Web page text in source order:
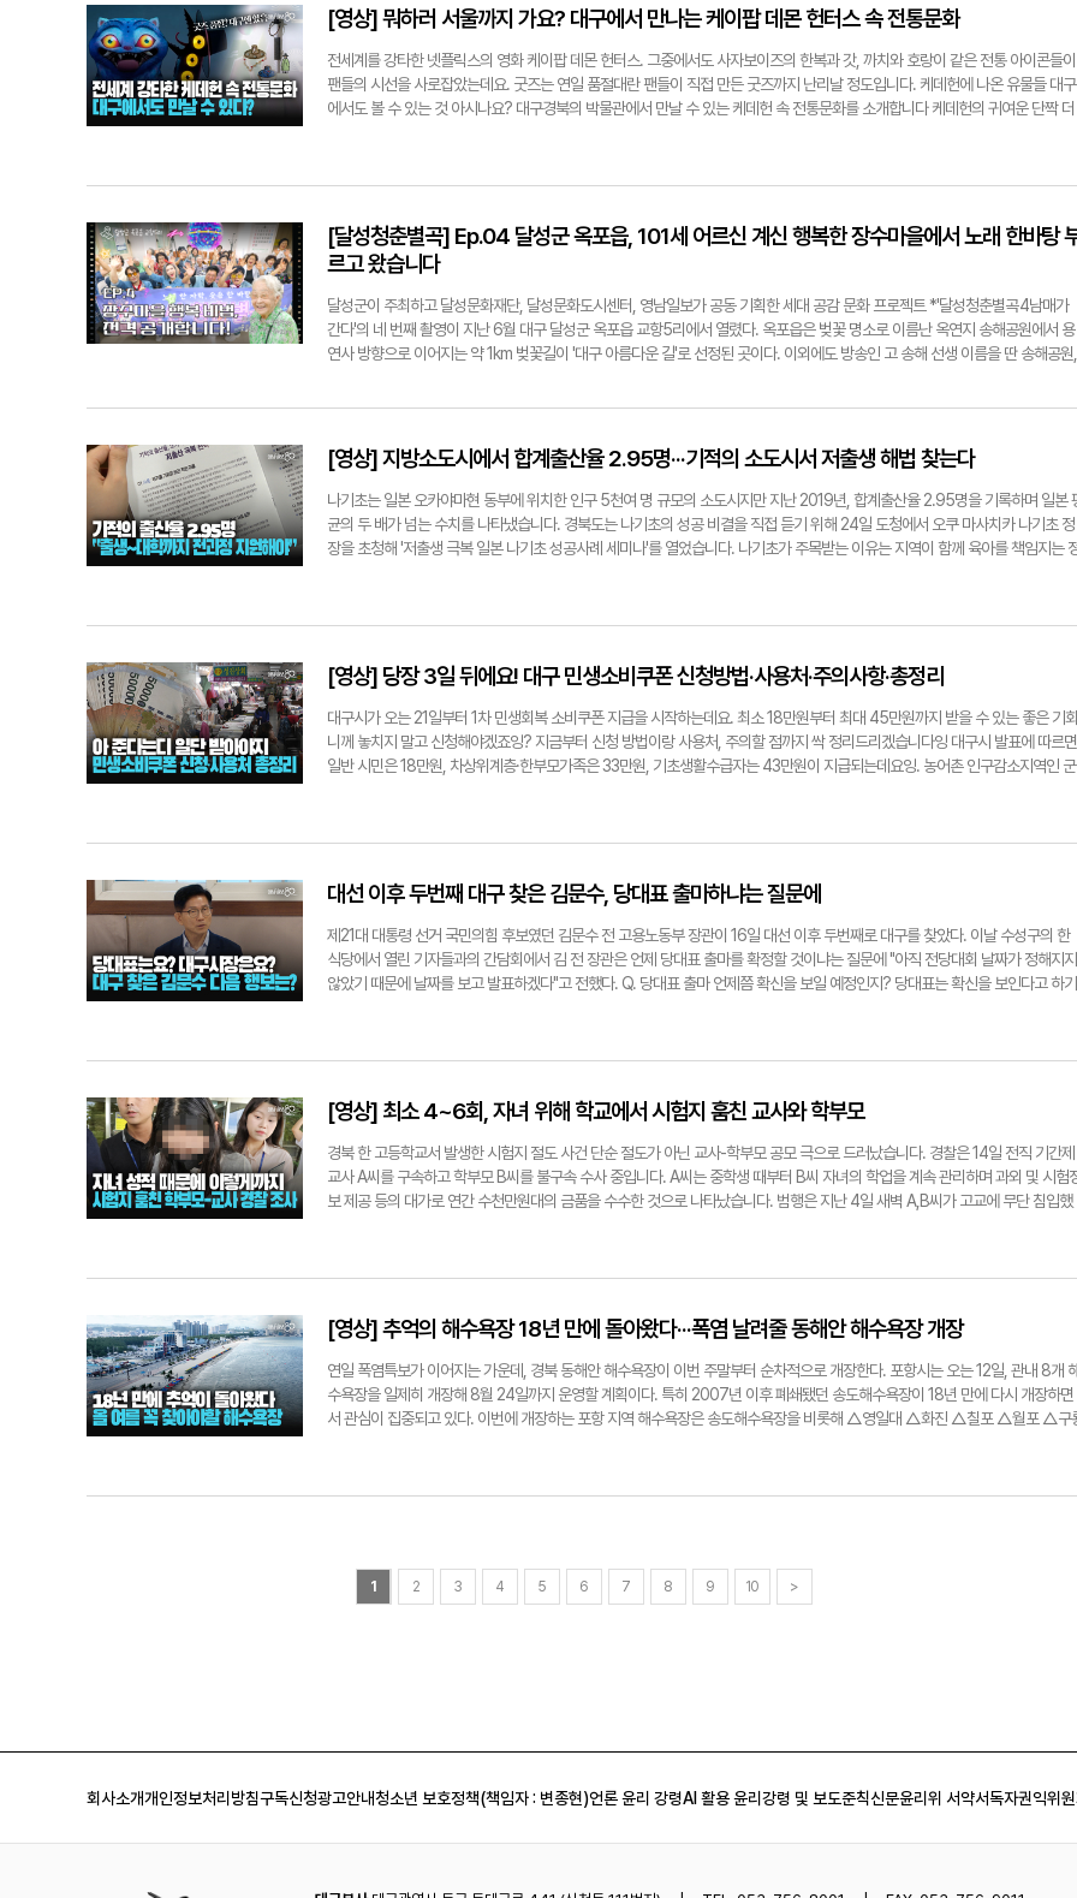
다음달 22일 전당대회를 통해 새 지도부를 선출할 예정이다. 이형일기자 hilee@yeongnam.com
[영상] 뭐하러 서울까지 가요? 대구에서 만나는 케이팝 데몬 헌터스 속 전통문화
전세계를 강타한 넷플릭스의 영화 케이팝 데몬 헌터스. 그중에서도 사자보이즈의 한복과 갓, 까치와 호랑이 같은 전통 아이콘들이
팬들의 시선을 사로잡았는데요. 굿즈는 연일 품절대란 팬들이 직접 만든 굿즈까지 난리날 정도입니다. 케데헌에 나온 유물들 대구
에서도 볼 수 있는 것 아시나요? 대구경북의 박물관에서 만날 수 있는 케데헌 속 전통문화를 소개합니다 케데헌의 귀여운 단짝 더
시면 보실 수 있고. 까치가 사실 민화에서 나오는 귀여운 굉장히 사랑스러운 도상이 아니고 굉장히 큰 작품입니다. 매화를 배경으
해서 까치 한 마리가 위엄 있게 앉아있는 모습이거든요. 17세기 문인들의 담백하고 맑은 정신을 대변하는 위엄을 갖춘 까치 그림이
에요. 케대헌 속 고양이는 아니지만 우리의 영원한 반려묘 고양이도 만나볼 수 있는데요. 조선 18세기 김홍도가 그린 '황묘농접'. 노
란 고양이가 나비를 바라보는 모습인데요. 예로부터 고양이와 나비는 장수를 의미하는 동물로 유명하죠. 함께 담겨 있는 바위는 불
변, 패랭이꽃은 청춘, 제비꽃은 '모든 일이 뜻대로 이뤄지길 기원한다'는 의미를 담고 있죠. 한 폭의 그림에 담긴 한국적인 바람들이
뜻깊은 작품입니다. 간송미술관의 화조미감 전시는 다음달 3일까지 진행되니까 서씨랑 더비 만나려면 서둘러야겠죠? 이번에 찾아
전통복식과 관련된 상설전시실이라고 말씀드릴 수 있겠습니다. 특히나 요즘 많은 호응을 얻고 있는 갓 전시를 복식문화실에서 다
양한 종류의 갓을 선보이고 있습니다. 최근 들어 그 상징성과 특유의 미감으로 주목 받고 있는 갓! 이 갓의 독특한 형태와 실루엣이
한국의 대표적인 아이템으로 자리잡았죠. 대구박물관은 이 흐름에 발맞춰 '그저 갓 굿즈' 이벤트도 진행 중이라고 하는데요. 거기
다 현재 국립중앙박물관 문화재단과 함께 활옷, 갓 등을 활용한 뮷즈도 곧 출시한다고 합니다 케이팝 애니 속에서 만난 우리 전통문
화를 대구에서도 즐길 수 있다니. 케데헌 속 전통 아이템들 서울까지 가지 말고 대구 속에서 직접 만나보시는건 어떨까요? 이형일
[달성청춘별곡] Ep.04 달성군 옥포읍, 101세 어르신 계신 행복한 장수마을에서 노래 한바탕
르고 왔습니다
달성군이 주최하고 달성문화재단, 달성문화도시센터, 영남일보가 공동 기획한 세대 공감 문화 프로젝트 *'달성청춘별곡 4남매가
간다'의 네 번째 촬영이 지난 6월 대구 달성군 옥포읍 교항5리에서 열렸다. 옥포읍은 벚꽃 명소로 이름난 옥연지 송해공원에서 용
연사 방향으로 이어지는 약 1km 벚꽃길이 '대구 아름다운 길'로 선정된 곳이다. 이외에도 방송인 고 송해 선생 이름을 딴 송해공원,
시작하게 해준 달성군에게 감사의 뜻을 전했다. "일 하느라 아들들에게 많이 해주지 못했는데도 알아서 잘 커준 두 아들들에 미안하
고 지금도 마음이 아프다"며 진솔한 마음을 전했다. 이어 마이크를 잡은 김홍수 어르신(81세)는 "21살에 결혼해 아내에게 잘못한 게
많다"며, "네 번의 암 수술을 이겨낸 것은 모두 아내의 내조 덕분이다"라며 아내에 대한 애툿한 마음을 비쳤다. 강혜린 교항5리 마
이장은 "이렇게 직접 찾아줘서 어르신들이 매우 기뻐했고 즐거워하셨다"며, 앞으로 이런 기회가 또 있다면 언제든지 함께하고 싶다
는 뜻을 전했다. '달성청춘별곡 4남매가 간다'는 마을을 직접 찾아가 어르신들의 살아온 삶에 귀 기울이고 함께 웃고 공감하며 세
[영상] 지방소도시에서 합계출산율 2.95명···기적의 소도시서 저출생 해법 찾는다
나기초는 일본 오카야마현 동부에 위치한 인구 5천여 명 규모의 소도시지만 지난 2019년, 합계출산율 2.95명을 기록하며 일본
균의 두 배가 넘는 수치를 나타냈습니다. 경북도는 나기초의 성공 비결을 직접 듣기 위해 24일 도청에서 오쿠 마사치카 나기초 정
장을 초청해 '저출생 극복 일본 나기초 성공사례 세미나'를 열었습니다. 나기초가 주목받는 이유는 지역이 함께 육아를 책임지는
젊은 주부에게 단기 일자리를 연결해주는 '일자리 편의점' 등 경제적·사회적 부담을 줄여주는 다양한 프로그램을 운영하고 있습니
다. 오쿠 마사치카 정장은 이날 강연에서"출산부터 육아, 중고등학생, 대학생까지 생애 전 단계에 걸쳐 경제적 지원이 이뤄져야 가
정의 부담을 줄일 수 있다고 강조했습니다. 경북도는 우선 '아이천국 육아친화 두레마을' 사업에 나기초의 모델을 적용할 계획입니
다. 김학홍 경북도 행정부지사는"해외 저출생 극복 사례를 벤치마킹해 지역 실정에 맞는 정책을 마련하고, 시군 현장에서 체감할 수
있는 대책을 추진하겠다고 말했습니다. 이형일기자 hilee@yeongnam.com
[영상] 당장 3일 뒤에요! 대구 민생소비쿠폰 신청방법·사용처·주의사항·총정리
대구시가 오는 21일부터 1차 민생회복 소비쿠폰 지급을 시작하는데요. 최소 18만원부터 최대 45만원까지 받을 수 있는 좋은 기회
니께 놓치지 말고 신청해야겠죠잉? 지금부터 신청 방법이랑 사용처, 주의할 점까지 싹 정리드리겠습니다잉 대구시 발표에 따르면
일반 시민은 18만원, 차상위계층·한부모가족은 33만원, 기초생활수급자는 43만원이 지급되는데요잉. 농어촌 인구감소지역인 군
사랑상품권, 실물카드 대구사랑상품권으로 지급돼유. 지류형, 그러니까 종이 상품권은 이번에 없으니께 헷갈리지 마시구유. 자, 이
제 제일 중요한 신청방법이에유. 요번에는 온오프라인으로 둘 다 신청할 수 있는데유. 신용카드, 체크카드는 카드사 홈페이지나 앱
에서 신청이 가능합니다잉. 토스, 카카오뱅크, 네이버페이 같은 앱에서 신청하거나 카드사와 연계된 은행 영업점에서 신청이 가능
해유. 대구사랑상품권은 주소지 관할 행정복지센터에서 신청이 가능한대유. 신청자 개인 밎 대리인도 신청수령할 수 있으니께 알
고 계셔야합니다잉. 미성년자일 경우에는 온라인은 세대주가 대신 신청해야하는데 오프라인에서는 직접 신청수령할 수 있으니께
쓸 수 있어요잉. 연 매출 30억 이하 소상공인매장에서 쓸 수 있는디 전통시장, 동네마트, 식당, 미용실, 약국 등 지역 내에서 연 매출
30억 이하 매장이면 다 쓸 수 있어유. 프랜차이즈라도 직영점 아니고! 가맹점은 또 쓸 수 있으니께 참고하시고 대구로앱에서도 사
용할 수 있어요잉. 그리고! 또 한가지! 배달 시켜 드시고 싶다 하시는 분은 대구사랑상품권만! 된다고 하니께 배달의 민족 말고 대구
로 쓰시면 돼요잉. 이것도저것도 모르겠다 하시면은 사용가능 매장 스티커 곧 배부한다고 하니께 요것만 딱 기억해놓으셨다가 찾
아가시면 됩니다잉. 백화점, 대형마트, 배달앱 같은 온라인결제, 유흥업종 이런데는 안되요잉. 그리고 요즘 테이블에 기계 붙어가지
는 놈들 있는데 절대 낚이시면 안되요잉~! 정부, 카드사, 은행에서 보내는 메시지는 URL, 인터넷 주소가 없으니께 절대! 저어얼대!
링크 클릭하시면 안됩니다잉~!! 요즘 하루하루 팍팍한디 그래도 맛난거라도 한나 잡수시고 더운 여름 잘버텨내보자고요잉~! 이형
일기자 hilee@yeongnam.com
대선 이후 두번째 대구 찾은 김문수, 당대표 출마하냐는 질문에
제21대 대통령 선거 국민의힘 후보였던 김문수 전 고용노동부 장관이 16일 대선 이후 두번째로 대구를 찾았다. 이날 수성구의 한
식당에서 열린 기자들과의 간담회에서 김 전 장관은 언제 당대표 출마를 확정할 것이냐는 질문에 "아직 전당대회 날짜가 정해지지
않았기 때문에 날짜를 보고 발표하겠다"고 전했다. Q. 당대표 출마 언제쯤 확신을 보일 예정인지? 당대표는 확신을 보인다고 하기
고 특검 수사도 받고 있는데 그 부분에 대해서는 별도로 평가가 또 안 있겠습니까. 어떤 분은 가는 분도 있고 어떤 분은 안 가고 이러
는데 그런 부분에 대해서는 가면은 극우다 이렇게 말하기는 어렵다고 할 수 있고 자기 입장과 위치에 따라서 갈 수도 있고 안 갈 수
도 있고 Q. 국민의힘, 윤석열 대통령과의 단절 필요하다고 보나 단절해야될 것도 있고. 예를 들면 윤석열 대통령이 계엄을 했는데
당연히 계엄할 거냐 하면 나는 계엄은 생각 없는 사람이고. 그런거나 여러가지 같은 것도 있고 다른 것도 있고 윤석열 대통령이 다
잘못됐느냐 그런건 아니고 우리 당에서 배출한 대통령이고 우리와 같이 한 분인데 잘못된 건 단절해야 되고 잘한 거는 계승해야 되
바라는 지지자들은 김 전 장관에게 어떤 역할을 바란다고 생각하는지 각자 좀 다르겠죠. 원하는 분들마다 다르겠는데 제가 판단할
때는 당이 전당대회 날짜도 제대로 못 정할 만큼, 민주당은 이미 똑같은 선거를 치뤘는데 (당대표) 선거를 하고 있잖아요. (국민의힘
은) 날짜도 못 정했잖아요. 굉장히 대비되죠. 그 다음에 지금 우리가 해야될 일이 많지. 국민의힘이 졌기 때문에. 이긴 정당보다 진
정당이 할 일이 더 많을 거란 말이에요. 그러면 의사결정도 신속하고 더 정확하게 단합해서 해 나가도 될까말까 하는 그런 문제가
있고. 그 다음에 이재명 대통령이 하는 부분에 대해서 저는 굉장히 문제가 있다. 그 분이 재판 안 받는 것도 보통 문제가 아니고 앞
hilee@yeongnam.com
[영상] 최소 4~6회, 자녀 위해 학교에서 시험지 훔친 교사와 학부모
경북 한 고등학교서 발생한 시험지 절도 사건 단순 절도가 아닌 교사-학부모 공모 극으로 드러났습니다. 경찰은 14일 전직 기간제
교사 A씨를 구속하고 학부모 B씨를 불구속 수사 중입니다. A씨는 중학생 때부터 B씨 자녀의 학업을 계속 관리하며 과외 및 시험
보 제공 등의 대가로 연간 수천만원대의 금품을 수수한 것으로 나타났습니다. 범행은 지난 4일 새벽 A,B씨가 고교에 무단 침입했
[영상] 추억의 해수욕장 18년 만에 돌아왔다···폭염 날려줄 동해안 해수욕장 개장
연일 폭염특보가 이어지는 가운데, 경북 동해안 해수욕장이 이번 주말부터 순차적으로 개장한다. 포항시는 오는 12일, 관내 8개
수욕장을 일제히 개장해 8월 24일까지 운영할 계획이다. 특히 2007년 이후 폐쇄됐던 송도해수욕장이 18년 만에 다시 개장하면
서 관심이 집중되고 있다. 이번에 개장하는 포항 지역 해수욕장은 송도해수욕장을 비롯해 △영일대 △화진 △칠포 △월포 △구
1 2 3 4 5 6 7 8 9 10 >
회사소개개인정보처리방침구독신청광고안내청소년 보호정책(책임자 : 변종현)언론 윤리 강령AI 활용 윤리강령 및 보도준칙신문윤리위 서약서독자권익위